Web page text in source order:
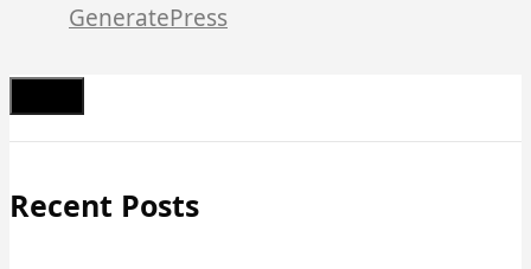
GeneratePress
Schließen
Recent Posts